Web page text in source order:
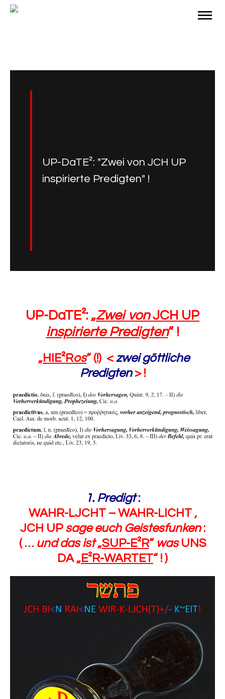
UP-DaTE²: "Zwei von JCH UP
inspirierte Predigten" !
UP-DaTE²: „Zwei vonJCH UP
inspirierte Predigten“ !
„HIE²Ros“ (!) < zwei göttliche
Predigten > !
1. Predigt:
WAHR-LJCHT – WAHR-LICHT ,
JCH UP sage euch Geistesfunken :
( … und das ist„SUP-E²R“ wasUNS
DA „E²R-WARTET“ ! )